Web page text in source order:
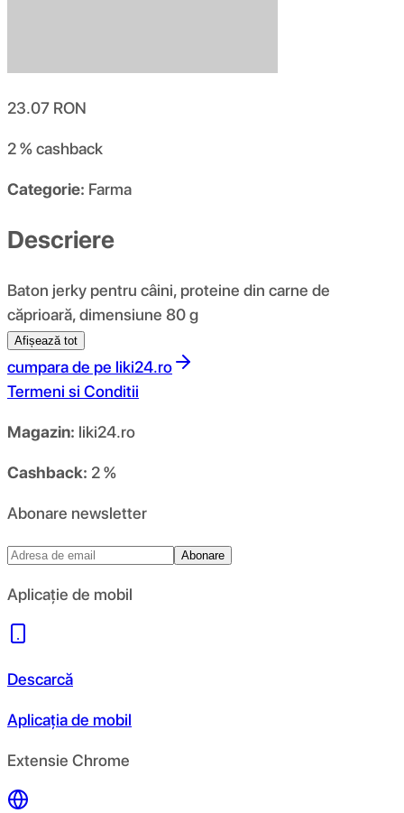
23.07 RON
2 %cashback
Categorie: Farma
Descriere
Baton jerky pentru câini, proteine ​​din carne de
căprioară, dimensiune 80 g
Afișează tot
cumpara de pe liki24.ro
Termeni si Conditii
Magazin: liki24.ro
Cashback: 2 %
Abonare newsletter
Abonare
Aplicație de mobil
Descarcă
Aplicația de mobil
Extensie Chrome